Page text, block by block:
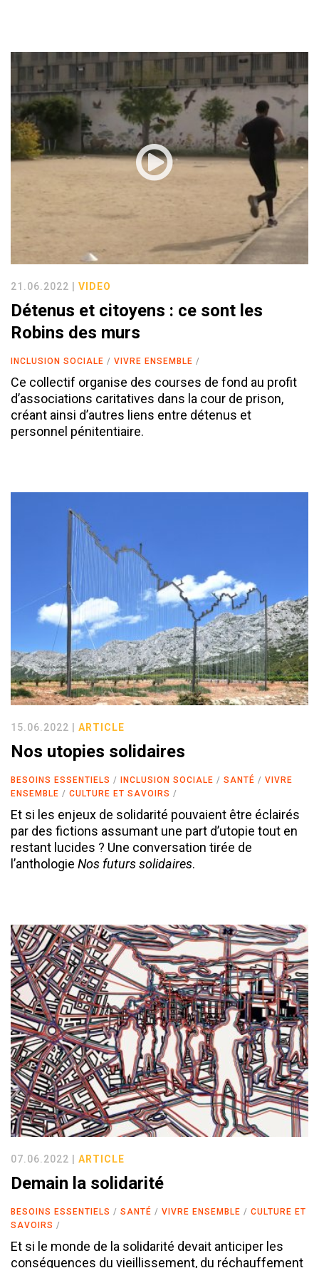
21.06.2022 | VIDEO
Détenus et citoyens : ce sont les
Robins des murs
INCLUSION SOCIALE VIVRE ENSEMBLE
Ce collectif organise des courses de fond au profit
d’associations caritatives dans la cour de prison,
créant ainsi d’autres liens entre détenus et
personnel pénitentiaire.
15.06.2022 | ARTICLE
Nos utopies solidaires
BESOINS ESSENTIELS INCLUSION SOCIALE SANTÉ
VIVRE
ENSEMBLE
CULTURE ET SAVOIRS
Et si les enjeux de solidarité pouvaient être éclairés
par des fictions assumant une part d’utopie tout en
restant lucides ? Une conversation tirée de
l’anthologie Nos futurs solidaires.
07.06.2022 | ARTICLE
Demain la solidarité
BESOINS ESSENTIELS SANTÉ VIVRE ENSEMBLE
CULTURE ET
SAVOIRS
Et si le monde de la solidarité devait anticiper les
conséquences du vieillissement, du réchauffement